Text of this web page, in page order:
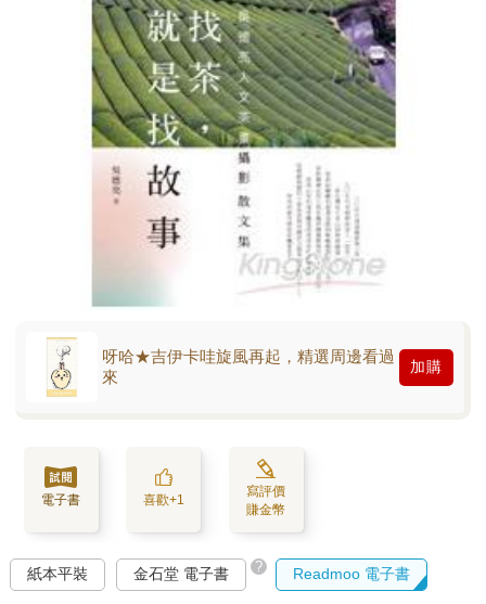
呀哈★吉伊卡哇旋風再起，精選周邊看過
來
加購
電子書 喜歡+1
寫評價
賺金幣
紙本平裝 金石堂 電子書 ? Readmoo 電子書